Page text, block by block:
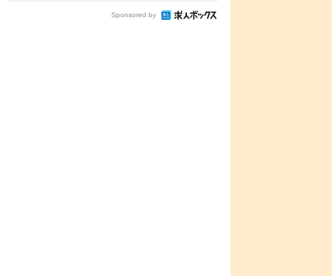
Sponsored by